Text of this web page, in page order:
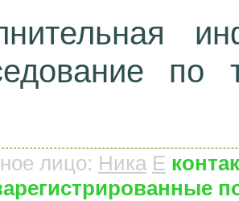
лицо: Ника E